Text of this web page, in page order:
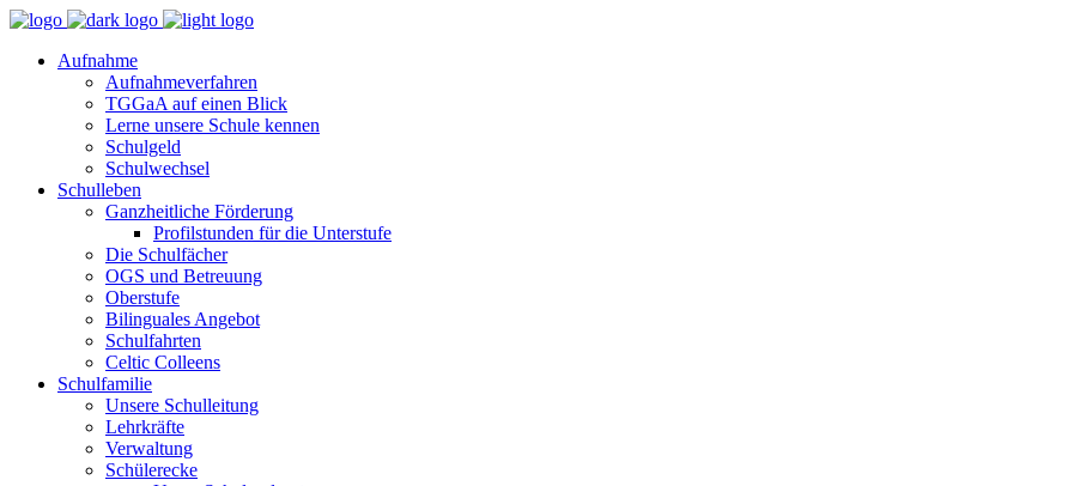
Aufnahme
Aufnahmeverfahren
TGGaA auf einen Blick
Lerne unsere Schule kennen
Schulgeld
Schulwechsel
Schulleben
Ganzheitliche Förderung
Profilstunden für die Unterstufe
Die Schulfächer
OGS und Betreuung
Oberstufe
Bilinguales Angebot
Schulfahrten
Celtic Colleens
Schulfamilie
Unsere Schulleitung
Lehrkräfte
Verwaltung
Schülerecke